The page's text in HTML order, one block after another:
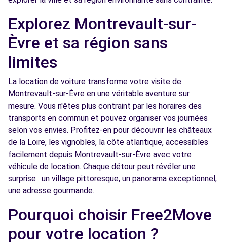
Explorez Montrevault-sur-
Èvre et sa région sans
limites
La location de voiture transforme votre visite de
Montrevault-sur-Èvre en une véritable aventure sur
mesure. Vous n'êtes plus contraint par les horaires des
transports en commun et pouvez organiser vos journées
selon vos envies. Profitez-en pour découvrir les châteaux
de la Loire, les vignobles, la côte atlantique, accessibles
facilement depuis Montrevault-sur-Èvre avec votre
véhicule de location. Chaque détour peut révéler une
surprise : un village pittoresque, un panorama exceptionnel,
une adresse gourmande.
Pourquoi choisir Free2Move
pour votre location ?